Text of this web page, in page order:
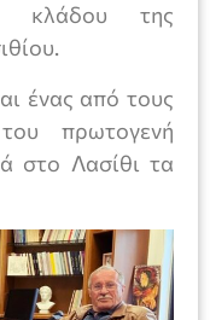
κλάδου της
ένας από τους
πρωτογενή
στο Λασίθι τα